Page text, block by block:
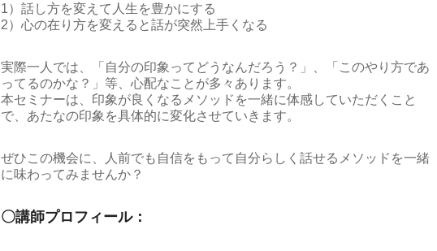
1）話し方を変えて人生を豊かにする
2）心の在り方を変えると話が突然上手くなる
実際一人では、「自分の印象ってどうなんだろう？」、「このやり方であ
ってるのかな？」等、心配なことが多々あります。
本セミナーは、印象が良くなるメソッドを一緒に体感していただくこと
で、あたなの印象を具体的に変化させていきます。
ぜひこの機会に、人前でも自信をもって自分らしく話せるメソッドを一緒
に味わってみませんか？
〇講師プロフィール：